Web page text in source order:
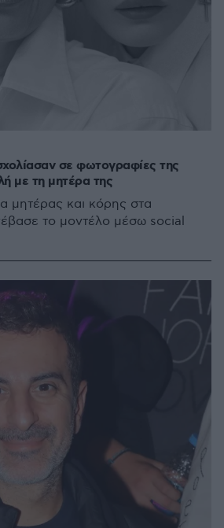
σε φωτογραφίες της
με τη μητέρα της
μητέρας και κόρης στα
το μοντέλο μέσω social